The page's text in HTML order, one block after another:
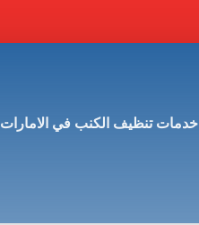
خدمات تنظيف الكنب في الامارات